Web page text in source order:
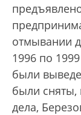
отмывании
1996 по
были
были сняты,
дела,